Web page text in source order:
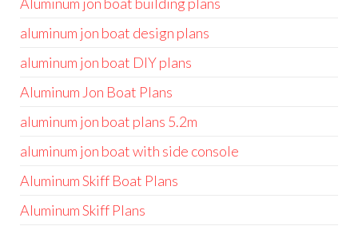
aluminum jon boat design plans
aluminum jon boat DIY plans
Aluminum Jon Boat Plans
aluminum jon boat plans 5.2m
aluminum jon boat with side console
Aluminum Skiff Boat Plans
Aluminum Skiff Plans